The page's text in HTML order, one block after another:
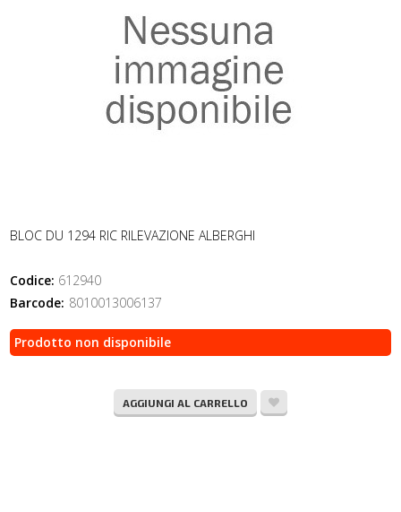
BLOC DU 1294 RIC RILEVAZIONE ALBERGHI
Codice: 612940
Barcode: 8010013006137
Prodotto non disponibile
AGGIUNGI AL CARRELLO